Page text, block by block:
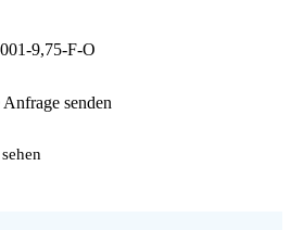
9,75-F-O
senden